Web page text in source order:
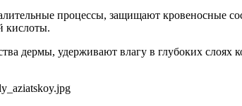
процессы, защищают кровеносные
кислоты.
дермы, удерживают влагу в глубоких слоях